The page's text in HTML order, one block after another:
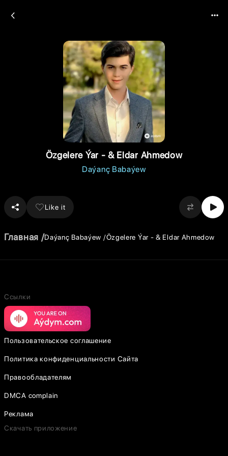
Özgelere Ýar - & Eldar Ahmedow
Daýanç Babaýew
Like it
Главная Daýanç Babaýew Özgelere Ýar - & Eldar Ahmedow
Ссылки
Пользовательское соглашение
Политика конфиденциальности Сайта
Правообладателям
DMCA complain
Реклама
Скачать приложение